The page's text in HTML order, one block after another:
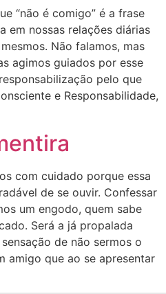
“não é comigo” é a frase
em nossas relações diárias
Não falamos, mas
agimos guiados por esse
pelo que
e Responsabilidade,
com cuidado porque essa
de se ouvir. Confessar
um engodo, quem sabe
Será a já propalada
de não sermos o
amigo que ao se apresentar